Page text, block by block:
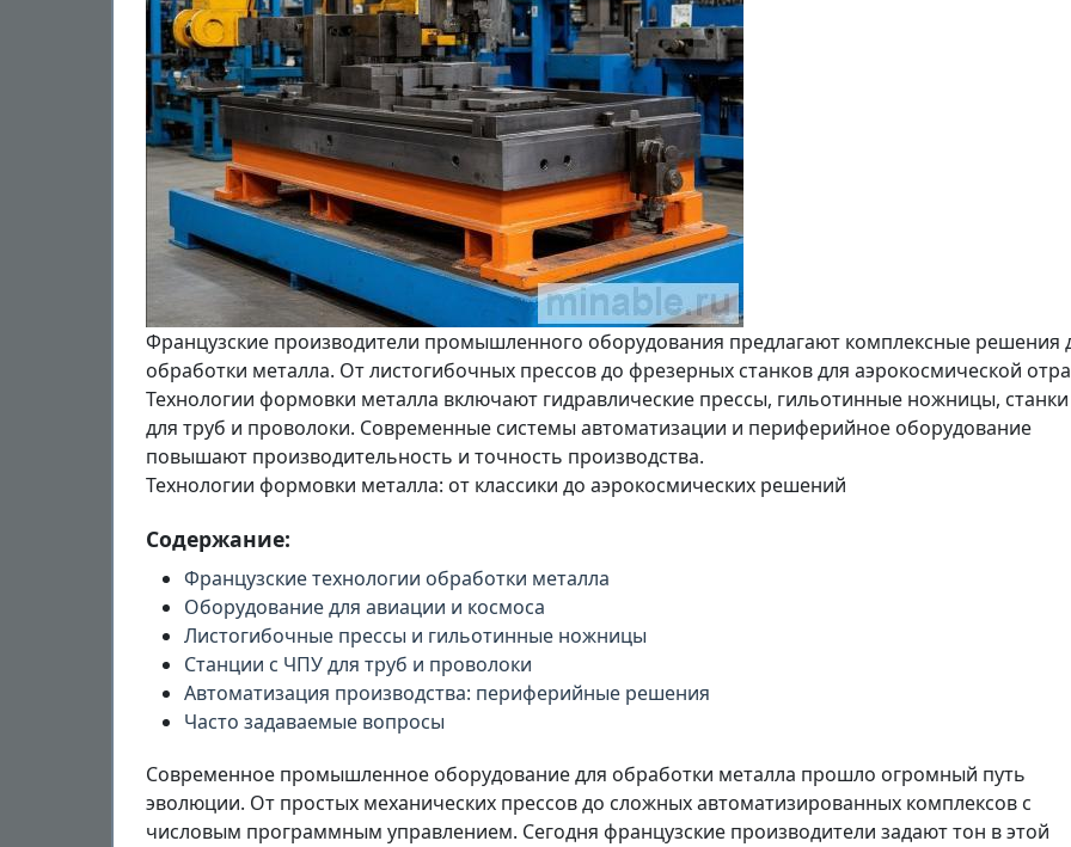
Французские производители промышленного оборудования предлагают комплексные решения
обработки металла. От листогибочных прессов до фрезерных станков для аэрокосмической
Технологии формовки металла включают гидравлические прессы, гильотинные ножницы,
для труб и проволоки. Современные системы автоматизации и периферийное оборудование
повышают производительность и точность производства.
Технологии формовки металла: от классики до аэрокосмических решений
Содержание:
Французские технологии обработки металла
Оборудование для авиации и космоса
Листогибочные прессы и гильотинные ножницы
Станции с ЧПУ для труб и проволоки
Автоматизация производства: периферийные решения
Часто задаваемые вопросы
Современное промышленное оборудование для обработки металла прошло огромный путь
эволюции. От простых механических прессов до сложных автоматизированных комплексов с
числовым программным управлением. Сегодня французские производители задают тон в этой